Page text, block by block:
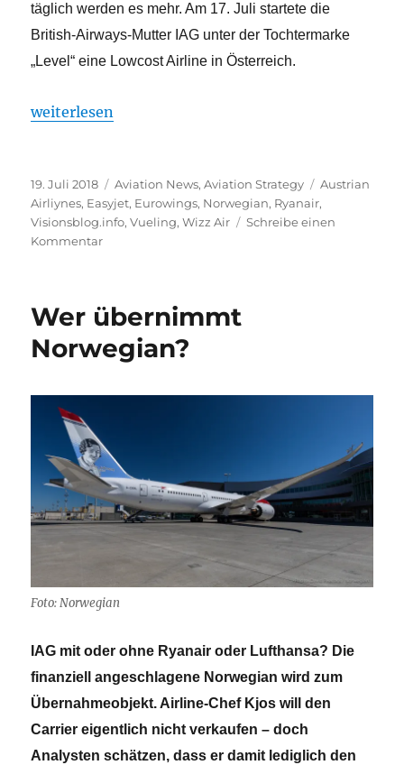
täglich werden es mehr. Am 17. Juli startete die
British-Airways-Mutter IAG unter der Tochtermarke
„Level“ eine Lowcost Airline in Österreich.
„Billigfliegeransturm auf Flughafen Wien“
weiterlesen
Veröffentlicht
am
19. Juli 2018 Kategorien
Aviation News,Aviation Strategy Schlagwörter
Austrian
Airliynes, Easyjet, Eurowings, Norwegian, Ryanair,
Visionsblog.info,Vueling,Wizz Air
Schreibe einen
Kommentarzu
Wien
Wer übernimmt
Norwegian?
Foto: Norwegian
IAG mit oder ohne Ryanair oder Lufthansa? Die
finanziell angeschlagene Norwegian wird zum
Übernahmeobjekt. Airline-Chef Kjos will den
Carrier eigentlich nicht verkaufen – doch
Analysten schätzen, dass er damit lediglich den